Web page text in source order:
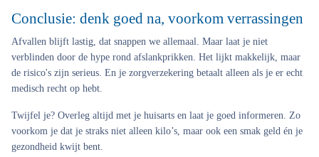
Conclusie: denk goed na, voorkom verrassingen
Afvallen blijft lastig, dat snappen we allemaal. Maar laat je niet
verblinden door de hype rond afslankprikken. Het lijkt makkelijk, maar
de risico's zijn serieus. En je zorgverzekering betaalt alleen als je er echt
medisch recht op hebt.
Twijfel je? Overleg altijd met je huisarts en laat je goed informeren. Zo
voorkom je dat je straks niet alleen kilo’s, maar ook een smak geld én je
gezondheid kwijt bent.